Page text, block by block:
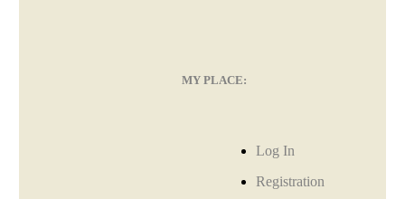
MY PLACE:
Log In
Registration